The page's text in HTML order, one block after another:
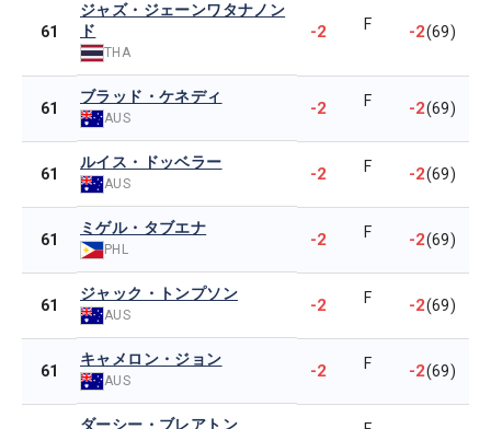
61
ジャズ・ジェーンワタナノン
ド
THA
-2 F -2(69)
61
ブラッド・ケネディ
AUS -2 F -2(69)
61
ルイス・ドッベラー
AUS -2 F -2(69)
61
ミゲル・タブエナ
PHL -2 F -2(69)
61
ジャック・トンプソン
AUS -2 F -2(69)
61
キャメロン・ジョン
AUS -2 F -2(69)
ダーシー・ブレアトン